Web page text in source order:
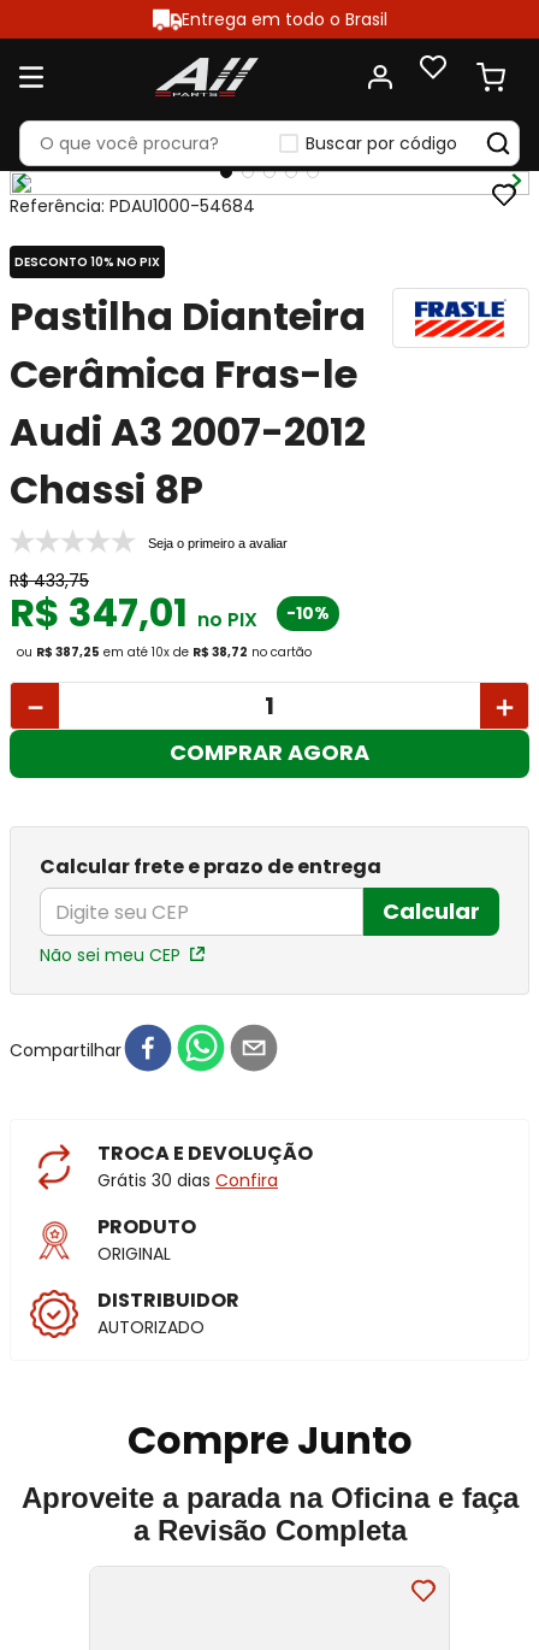
Entrega em todo o Brasil
Buscar por código
Referência: PDAU1000-54684
DESCONTO 10% NO PIX
Pastilha Dianteira
Cerâmica Fras-le
Audi A3 2007-2012
Chassi 8P
Seja o primeiro a avaliar
R$ 433,75
R$ 347,01 no PIX -10%
ou R$ 387,25 em até 10x de R$ 38,72 no cartão
＋
－
COMPRAR AGORA
Calcular frete e prazo de entrega
Calcular
Não sei meu CEP
Compartilhar
TROCA E DEVOLUÇÃO
Grátis 30 dias Confira
PRODUTO
ORIGINAL
DISTRIBUIDOR
AUTORIZADO
Compre Junto
Aproveite a parada na Oficina e faça
a Revisão Completa